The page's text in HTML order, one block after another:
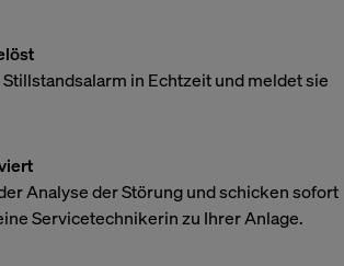
in Echtzeit und meldet sie
Analyse der Störung und schicken sofort
Servicetechnikerin zu Ihrer Anlage.